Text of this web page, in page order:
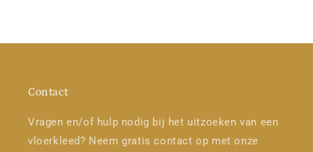
Contact
Vragen en/of hulp nodig bij het uitzoeken van een
vloerkleed? Neem gratis contact op met onze